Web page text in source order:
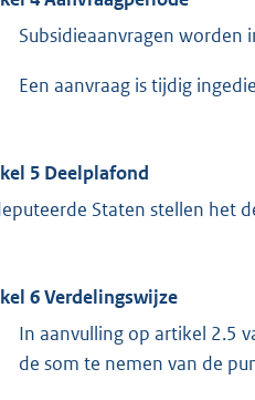
Subsidieaanvragen
Een aanvraag is tijdig
5 Deelplafond
Staten stellen het
6 Verdelingswijze
In aanvulling op artikel 2.5
de som te nemen van de